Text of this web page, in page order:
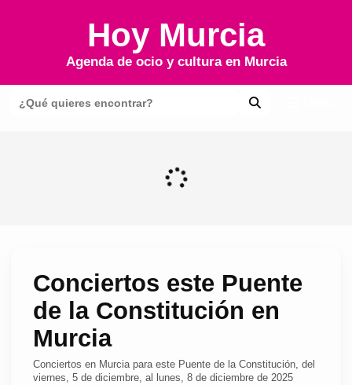
Hoy Murcia
Agenda de ocio y cultura en Murcia
Conciertos este Puente
de la Constitución en
Murcia
Conciertos en Murcia para este Puente de la Constitución, del
viernes, 5 de diciembre, al lunes, 8 de diciembre de 2025